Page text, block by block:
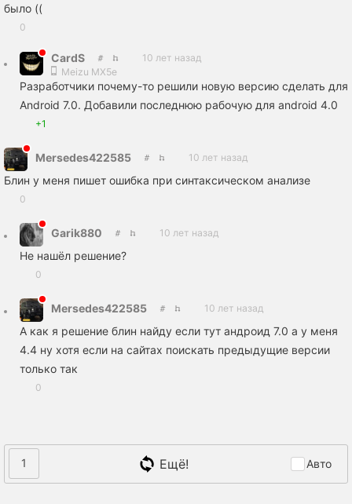
было ((
0
CardS
10 лет назад
Meizu MX5e
Разработчики почему-то решили новую версию сделать для
Android 7.0. Добавили последнюю рабочую для android 4.0
+1
Mersedes422585 10 лет назад
Блин у меня пишет ошибка при синтаксическом анализе
0
Garik880 10 лет назад
Не нашёл решение?
0
Mersedes422585 10 лет назад
А как я решение блин найду если тут андроид 7.0 а у меня
4.4 ну хотя если на сайтах поискать предыдущие версии
только так
0
1 Ещё! Авто